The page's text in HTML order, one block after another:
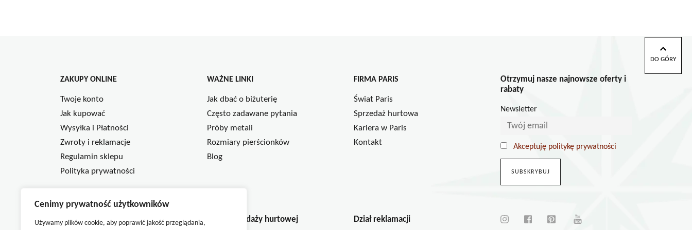
Cenimy prywatność użytkowników
Używamy plików cookie, aby poprawić jakość przeglądania,
ZAKUPY ONLINE
Twoje konto
Jak kupować
Wysyłka i Płatności
Zwroty i reklamacje
Regulamin sklepu
Polityka prywatności
WAŻNE LINKI
Jak dbać o biżuterię
Często zadawane pytania
Próby metali
Rozmiary pierścionków
Blog
FIRMA PARIS
Świat Paris
Sprzedaż hurtowa
Kariera w Paris
Kontakt
Otrzymuj nasze najnowsze oferty i
rabaty
Newsletter
Akceptuję politykę prywatności
INFOLINIA
Dział sprzedaży internetowej
Dział sprzedaży hurtowej
Dział reklamacji
DO GÓRY